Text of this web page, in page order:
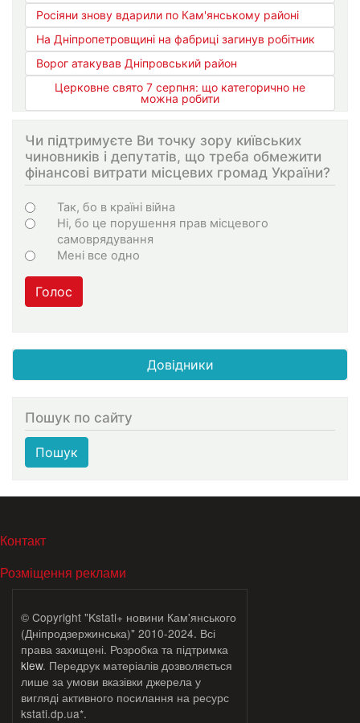
Росіяни знову вдарили по Кам'янському районі
На Дніпропетровщині на фабриці загинув робітник
Ворог атакував Дніпровський район
Церковне свято 7 серпня: що категорично не
можна робити
Чи підтримуєте Ви точку зору київських
чиновників і депутатів, що треба обмежити
фінансові витрати місцевих громад України?
Choices
Так, бо в країні війна
Ні, бо це порушення прав місцевого
самоврядування
Мені все одно
Голос
Довідники
Пошук по сайту
Пошук
МЕНЮ В ПОДВАЛЕ
Контакт
Розміщення реклами
© Copyright "Kstati+ новини Кам'янського
(Дніпродзержинська)" 2010-2024. Всі
права захищені. Розробка та підтримка
klew. Передрук матеріалів дозволяється
лише за умови вказівки джерела у
вигляді активного посилання на ресурс
kstati.dp.ua*.